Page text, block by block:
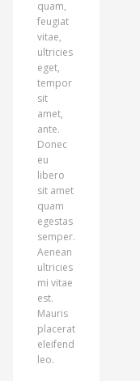
quam,
feugiat
vitae,
ultricies
eget,
tempor
sit
amet,
ante.
Donec
eu
libero
sit amet
quam
egestas
semper.
Aenean
ultricies
mi vitae
est.
Mauris
placerat
eleifend
leo.